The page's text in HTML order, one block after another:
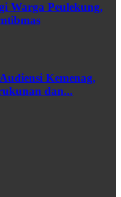
Warga Peulekung,
Kemenag,
dan...